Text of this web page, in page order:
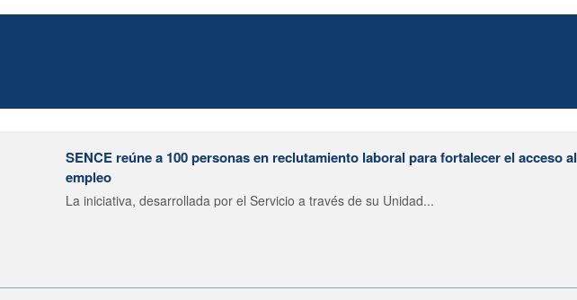
SENCE reúne a 100 personas en reclutamiento laboral para fortalecer el acceso al
empleo
La iniciativa, desarrollada por el Servicio a través de su Unidad...